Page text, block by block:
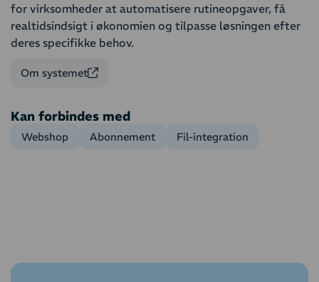
for virksomheder at automatisere rutineopgaver, få
realtidsindsigt i økonomien og tilpasse løsningen efter
deres specifikke behov.
Om systemet
Kan forbindes med
Webshop Abonnement Fil-integration